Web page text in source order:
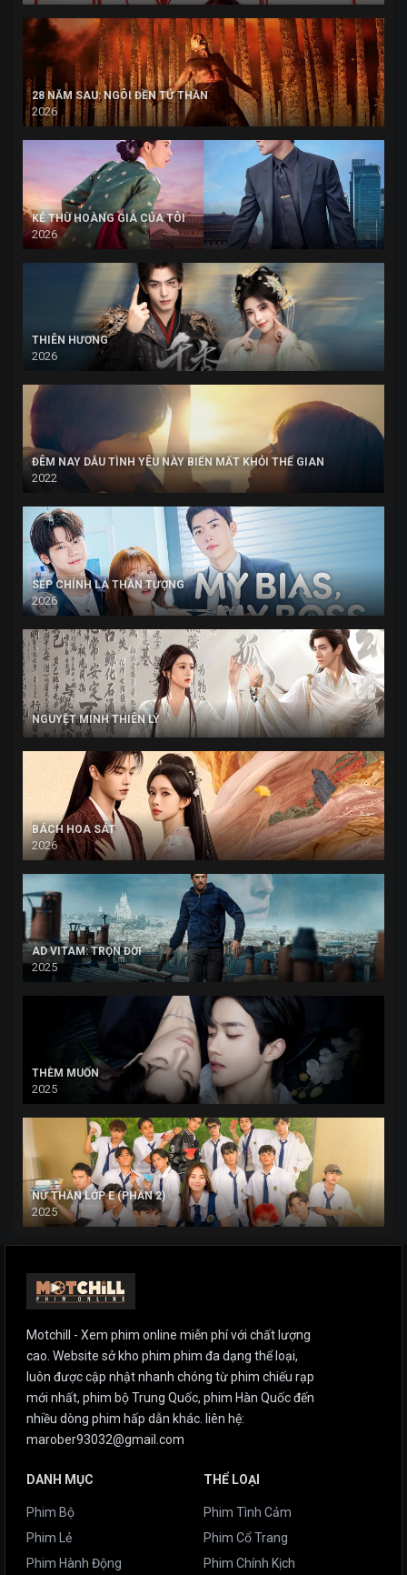
28 NĂM SAU: NGÔI ĐỀN TỬ THẦN
2026
KẺ THÙ HOÀNG GIA CỦA TÔI
2026
THIÊN HƯƠNG
2026
ĐÊM NAY DẪU TÌNH YÊU NÀY BIẾN MẤT KHỎI THẾ GIAN
2022
SẾP CHÍNH LÀ THẦN TƯỢNG
2026
NGUYỆT MINH THIÊN LÝ
BÁCH HOA SÁT
2026
AD VITAM: TRỌN ĐỜI
2025
THÈM MUỐN
2025
NỮ THẦN LỚP E (PHẦN 2)
2025
Motchill - Xem phim online miễn phí với chất lượng
cao. Website sở kho phim phim đa dạng thể loại,
luôn được cập nhật nhanh chóng từ phim chiếu rạp
mới nhất, phim bộ Trung Quốc, phim Hàn Quốc đến
nhiều dòng phim hấp dẫn khác. liên hệ:
marober93032@gmail.com
DANH MỤC
Phim Bộ
Phim Lẻ
Phim Hành Động
THỂ LOẠI
Phim Tình Cảm
Phim Cổ Trang
Phim Chính Kịch